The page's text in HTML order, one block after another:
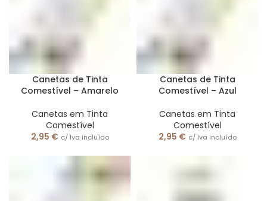
Canetas de Tinta
Comestível – Amarelo
Canetas em Tinta
Comestível
2,95 € c/ Iva incluído
Canetas de Tinta
Comestível – Azul
Canetas em Tinta
Comestível
2,95 € c/ Iva incluído